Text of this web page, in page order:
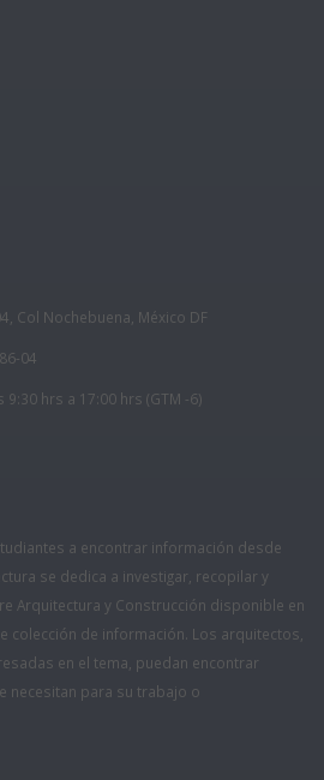
Col Nochebuena, México DF
04
9:30 hrs a 17:00 hrs (GTM -6)
a encontrar información desde
se dedica a investigar, recopilar y
Arquitectura y Construcción disponible en
colección de información. Los arquitectos,
en el tema, puedan encontrar
necesitan para su trabajo o